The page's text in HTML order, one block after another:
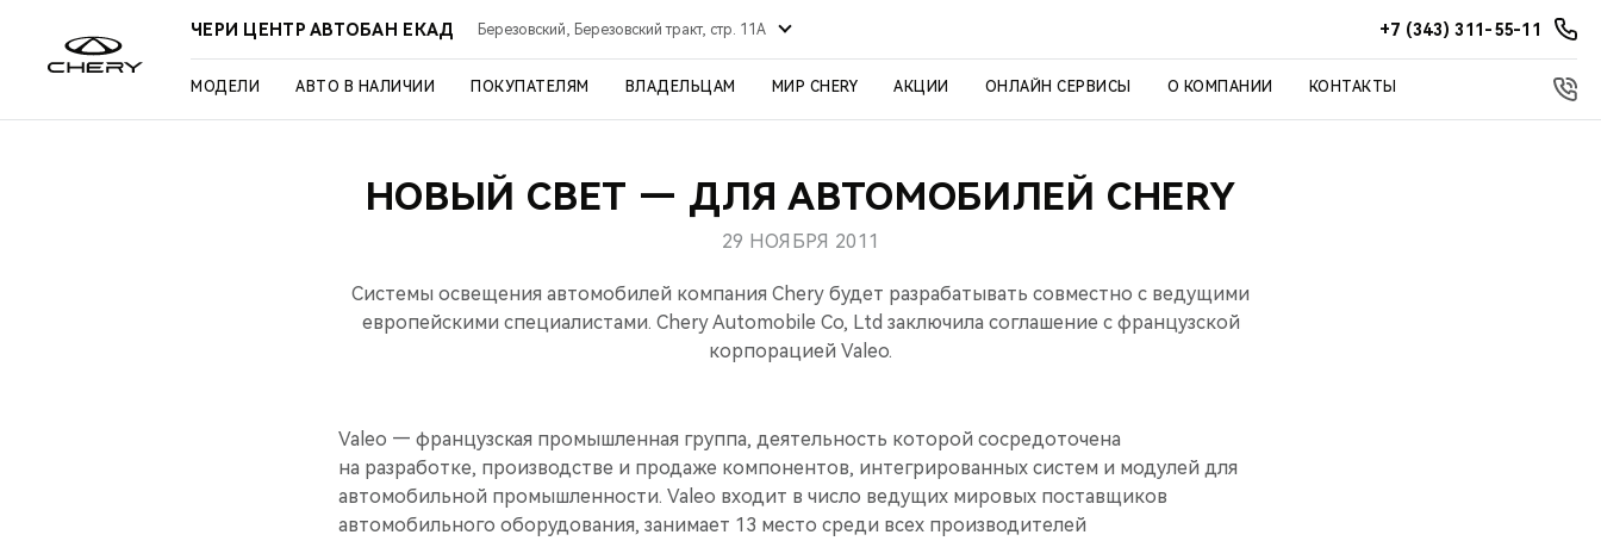
ЧЕРИ ЦЕНТР АВТОБАН ЕКАД Березовский, Березовский тракт, стр. 11А +7 (343) 311-55-11
МОДЕЛИ АВТО В НАЛИЧИИ ПОКУПАТЕЛЯМ ВЛАДЕЛЬЦАМ МИР CHERY АКЦИИ ОНЛАЙН СЕРВИСЫ О КОМПАНИИ КОНТАКТЫ
НОВЫЙ СВЕТ — ДЛЯ АВТОМОБИЛЕЙ CHERY
29 НОЯБРЯ 2011
Системы освещения автомобилей компания Chery будет разрабатывать совместно с ведущими
европейскими специалистами. Chery Automobile Co, Ltd заключила соглашение с французской
корпорацией Valeo.
Valeo — французская промышленная группа, деятельность которой сосредоточена
на разработке, производстве и продаже компонентов, интегрированных систем и модулей для
автомобильной промышленности. Valeo входит в число ведущих мировых поставщиков
автомобильного оборудования, занимает 13 место среди всех производителей